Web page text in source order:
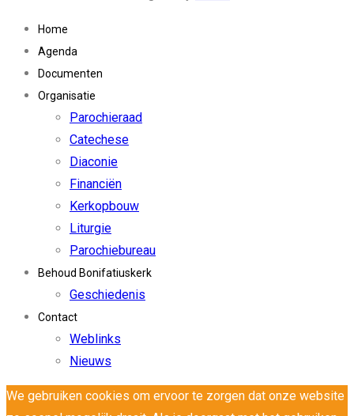
Home
Agenda
Documenten
Organisatie
Parochieraad
Catechese
Diaconie
Financiën
Kerkopbouw
Liturgie
Parochiebureau
Behoud Bonifatiuskerk
Geschiedenis
Contact
Weblinks
Nieuws
We gebruiken cookies om ervoor te zorgen dat onze website